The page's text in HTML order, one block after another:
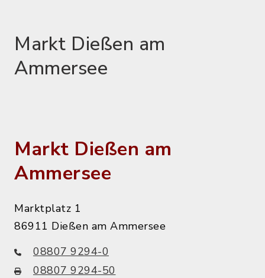
Markt Dießen am
Ammersee
Markt Dießen am
Ammersee
Marktplatz 1
86911 Dießen am Ammersee
08807 9294-0
08807 9294-50